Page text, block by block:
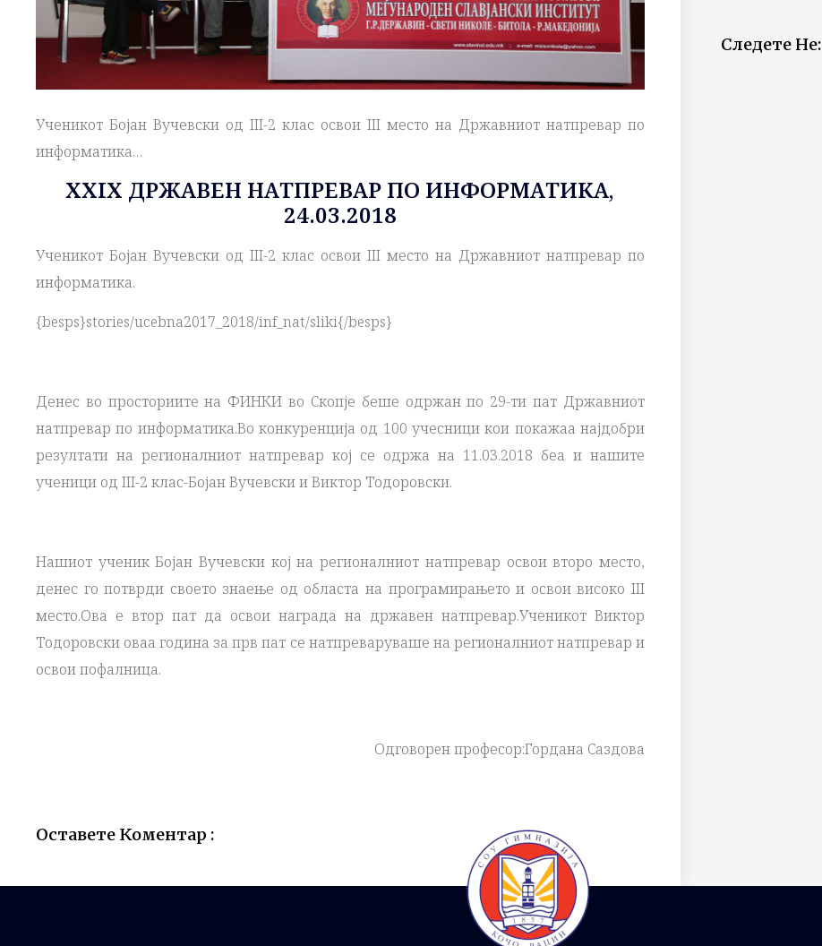
Ученикот Бојан Вучевски од III-2 клас освои III место на Државниот натпревар по
информатика…
XXIX ДРЖАВЕН НАТПРЕВАР ПО ИНФОРМАТИКА,
24.03.2018
Ученикот Бојан Вучевски од III-2 клас освои III место на Државниот натпревар по
информатика.
{besps}stories/ucebna2017_2018/inf_nat/sliki{/besps}
Денес во просториите на ФИНКИ во Скопје беше одржан по 29-ти пат Државниот
натпревар по информатика.Во конкуренција од 100 учесници кои покажаа најдобри
резултати на регионалниот натпревар кој се одржа на 11.03.2018 беа и нашите
ученици од III-2 клас-Бојан Вучевски и Виктор Тодоровски.
Нашиот ученик Бојан Вучевски кој на регионалниот натпревар освои второ место,
денес го потврди своето знаење од областа на програмирањето и освои високо III
место.Ова е втор пат да освои награда на државен натпревар.Ученикот Виктор
Тодоровски оваа година за прв пат се натпреваруваше на регионалниот натпревар и
освои пофалница.
Одговорeн професор:Гордана Саздова
Оставете Коментар :
Следете Не: